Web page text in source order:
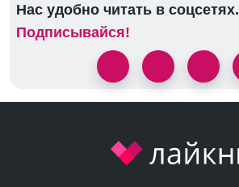
Нас удобно читать в соцсетях.
Подписывайся!